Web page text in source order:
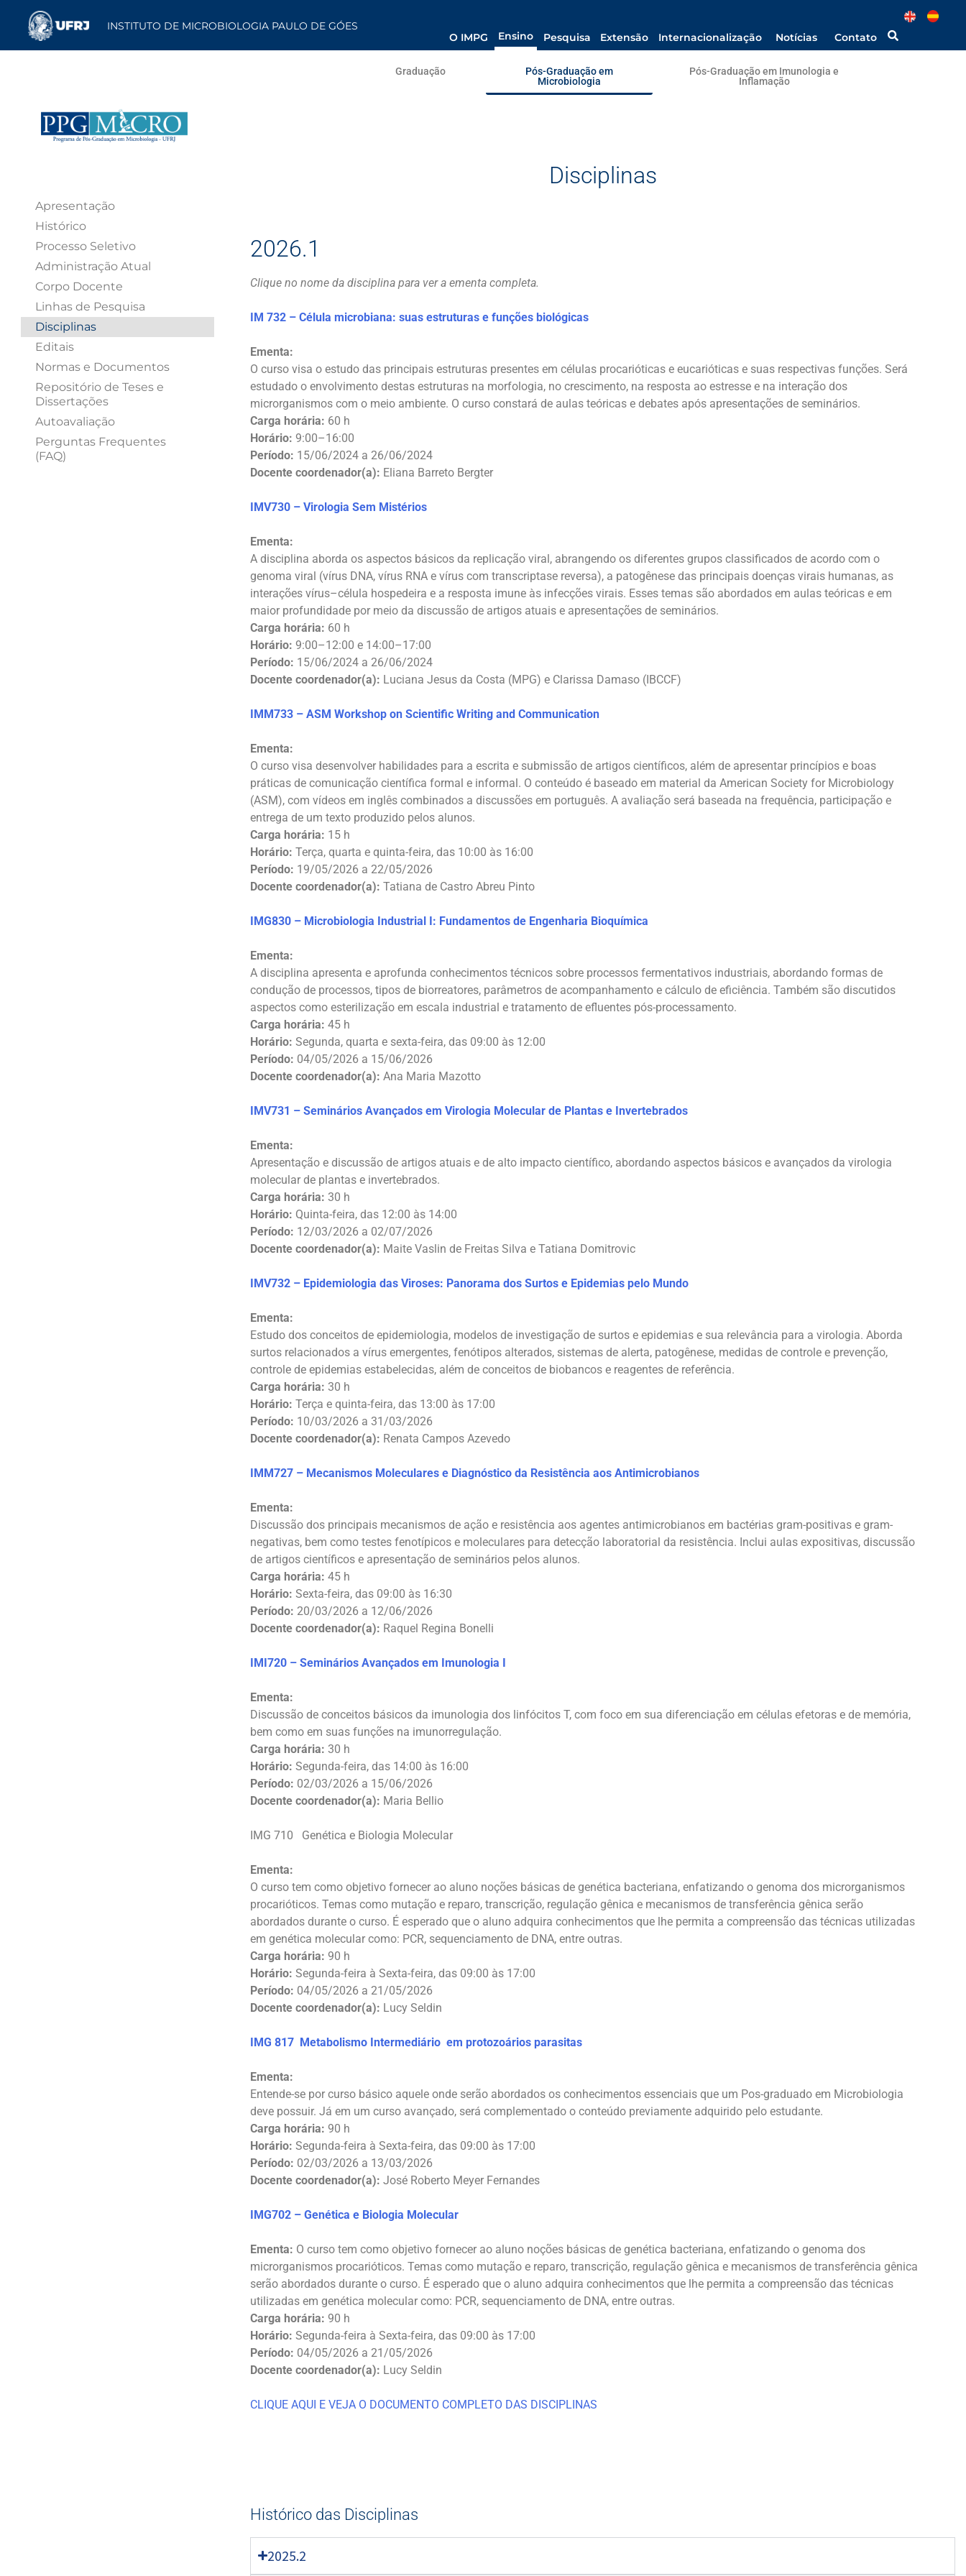
INSTITUTO DE MICROBIOLOGIA PAULO DE GÓES
O IMPG
Ensino Pesquisa Extensão Internacionalização Notícias Contato
Graduação
Pós-Graduação em
Microbiologia
Pós-Graduação em Imunologia e
Inflamação
Disciplinas
2026.1
Clique no nome da disciplina para ver a ementa completa.
IM 732 –Célula microbiana: suas estruturas e funções biológicas
Ementa:
O curso visa o estudo das principais estruturas presentes em células procarióticas e eucarióticas e suas respectivas funções. Será
estudado o envolvimento destas estruturas na morfologia, no crescimento, na resposta ao estresse e na interação dos
microrganismos com o meio ambiente. O curso constará de aulas teóricas e debates após apresentações de seminários.
Carga horária: 60 h
Horário: 9:00–16:00
Período: 15/06/2024 a 26/06/2024
Docente coordenador(a): Eliana Barreto Bergter
IMV730 – Virologia Sem Mistérios
Ementa:
A disciplina aborda os aspectos básicos da replicação viral, abrangendo os diferentes grupos classificados de acordo com o
genoma viral (vírus DNA, vírus RNA e vírus com transcriptase reversa), a patogênese das principais doenças virais humanas, as
interações vírus–célula hospedeira e a resposta imune às infecções virais. Esses temas são abordados em aulas teóricas e em
maior profundidade por meio da discussão de artigos atuais e apresentações de seminários.
Carga horária: 60 h
Horário: 9:00–12:00 e 14:00–17:00
Período: 15/06/2024 a 26/06/2024
Docente coordenador(a): Luciana Jesus da Costa (MPG) e Clarissa Damaso (IBCCF)
IMM733 – ASM Workshop on Scientific Writing and Communication
Ementa:
O curso visa desenvolver habilidades para a escrita e submissão de artigos científicos, além de apresentar princípios e boas
práticas de comunicação científica formal e informal. O conteúdo é baseado em material da American Society for Microbiology
(ASM), com vídeos em inglês combinados a discussões em português. A avaliação será baseada na frequência, participação e
entrega de um texto produzido pelos alunos.
Carga horária: 15 h
Horário: Terça, quarta e quinta-feira, das 10:00 às 16:00
Período: 19/05/2026 a 22/05/2026
Docente coordenador(a): Tatiana de Castro Abreu Pinto
IMG830 – Microbiologia Industrial I: Fundamentos de Engenharia Bioquímica
Ementa:
A disciplina apresenta e aprofunda conhecimentos técnicos sobre processos fermentativos industriais, abordando formas de
condução de processos, tipos de biorreatores, parâmetros de acompanhamento e cálculo de eficiência. Também são discutidos
aspectos como esterilização em escala industrial e tratamento de efluentes pós-processamento.
Carga horária: 45 h
Horário: Segunda, quarta e sexta-feira, das 09:00 às 12:00
Período: 04/05/2026 a 15/06/2026
Docente coordenador(a): Ana Maria Mazotto
IMV731 – Seminários Avançados em Virologia Molecular de Plantas e Invertebrados
Ementa:
Apresentação e discussão de artigos atuais e de alto impacto científico, abordando aspectos básicos e avançados da virologia
molecular de plantas e invertebrados.
Carga horária: 30 h
Horário: Quinta-feira, das 12:00 às 14:00
Período: 12/03/2026 a 02/07/2026
Docente coordenador(a): Maite Vaslin de Freitas Silva e Tatiana Domitrovic
IMV732 – Epidemiologia das Viroses: Panorama dos Surtos e Epidemias pelo Mundo
Ementa:
Estudo dos conceitos de epidemiologia, modelos de investigação de surtos e epidemias e sua relevância para a virologia. Aborda
surtos relacionados a vírus emergentes, fenótipos alterados, sistemas de alerta, patogênese, medidas de controle e prevenção,
controle de epidemias estabelecidas, além de conceitos de biobancos e reagentes de referência.
Carga horária: 30 h
Horário: Terça e quinta-feira, das 13:00 às 17:00
Período: 10/03/2026 a 31/03/2026
Docente coordenador(a): Renata Campos Azevedo
IMM727 – Mecanismos Moleculares e Diagnóstico da Resistência aos Antimicrobianos
Ementa:
Discussão dos principais mecanismos de ação e resistência aos agentes antimicrobianos em bactérias gram-positivas e gram-
negativas, bem como testes fenotípicos e moleculares para detecção laboratorial da resistência. Inclui aulas expositivas, discussão
de artigos científicos e apresentação de seminários pelos alunos.
Carga horária: 45 h
Horário: Sexta-feira, das 09:00 às 16:30
Período: 20/03/2026 a 12/06/2026
Docente coordenador(a): Raquel Regina Bonelli
IMI720 – Seminários Avançados em Imunologia I
Ementa:
Discussão de conceitos básicos da imunologia dos linfócitos T, com foco em sua diferenciação em células efetoras e de memória,
bem como em suas funções na imunorregulação.
Carga horária: 30 h
Horário: Segunda-feira, das 14:00 às 16:00
Período: 02/03/2026 a 15/06/2026
Docente coordenador(a): Maria Bellio
IMG 710 Genética e Biologia Molecular
Ementa:
O curso tem como objetivo fornecer ao aluno noções básicas de genética bacteriana, enfatizando o genoma dos microrganismos
procarióticos. Temas como mutação e reparo, transcrição, regulação gênica e mecanismos de transferência gênica serão
abordados durante o curso. É esperado que o aluno adquira conhecimentos que lhe permita a compreensão das técnicas utilizadas
em genética molecular como: PCR, sequenciamento de DNA, entre outras.
Carga horária: 90 h
Horário: Segunda-feira à Sexta-feira, das 09:00 às 17:00
Período: 04/05/2026 a 21/05/2026
Docente coordenador(a): Lucy Seldin
IMG 817 Metabolismo Intermediário em protozoários parasitas
Ementa:
Entende-se por curso básico aquele onde serão abordados os conhecimentos essenciais que um Pos-graduado em Microbiologia
deve possuir. Já em um curso avançado, será complementado o conteúdo previamente adquirido pelo estudante.
Carga horária: 90 h
Horário: Segunda-feira à Sexta-feira, das 09:00 às 17:00
Período: 02/03/2026 a 13/03/2026
Docente coordenador(a): José Roberto Meyer Fernandes
IMG702 – Genética e Biologia Molecular
Ementa: O curso tem como objetivo fornecer ao aluno noções básicas de genética bacteriana, enfatizando o genoma dos
microrganismos procarióticos. Temas como mutação e reparo, transcrição, regulação gênica e mecanismos de transferência gênica
serão abordados durante o curso. É esperado que o aluno adquira conhecimentos que lhe permita a compreensão das técnicas
utilizadas em genética molecular como: PCR, sequenciamento de DNA, entre outras.
Carga horária: 90 h
Horário: Segunda-feira à Sexta-feira, das 09:00 às 17:00
Período: 04/05/2026 a 21/05/2026
Docente coordenador(a): Lucy Seldin
CLIQUE AQUI E VEJA O DOCUMENTO COMPLETO DAS DISCIPLINAS
Apresentação
Histórico
Processo Seletivo
Administração Atual
Corpo Docente
Linhas de Pesquisa
Disciplinas
Editais
Normas e Documentos
Repositório de Teses e
Dissertações
Autoavaliação
Perguntas Frequentes
(FAQ)
Histórico das Disciplinas
2025.2